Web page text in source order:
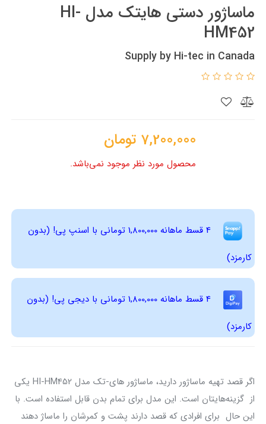
ماساژور دستی هایتک مدل HI-
HM452
Supply by Hi-tec in Canada
7,200,000 تومان
محصول مورد نظر موجود نمی‌باشد.
4 قسط ماهانه 1,800,000 تومانی با اسنپ ‌پی! (بدون
کارمزد)
4 قسط ماهانه 1,800,000 تومانی با دیجی ‌پی! (بدون
کارمزد)
اگر قصد تهیه ماساژور دارید، ماساژور های-تک مدل HI-HM452 یکی
از گزینه‌هایتان است. این مدل برای تمام بدن قابل استفاده است. با
این حال برای افرادی که قصد دارند پشت و کمرشان را ماساژ دهند